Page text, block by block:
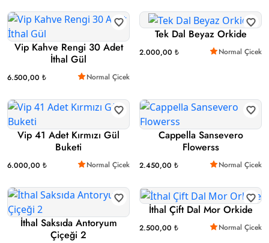
Vip Kahve Rengi 30 Adet
İthal Gül
6.500,00 ₺ Normal Çicek
Tek Dal Beyaz Orkide
2.000,00 ₺ Normal Çicek
Vip 41 Adet Kırmızı Gül
Buketi
6.000,00 ₺ Normal Çicek
Cappella Sansevero
Flowerss
2.450,00 ₺ Normal Çicek
İthal Saksıda Antoryum
Çiçeği 2
İthal Çift Dal Mor Orkide
2.500,00 ₺ Normal Çicek